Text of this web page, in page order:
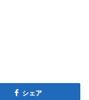
シェア